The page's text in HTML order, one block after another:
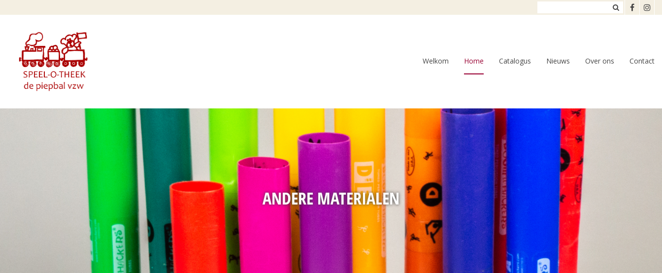
Welkom Home Catalogus Nieuws Over ons Contact
ANDERE MATERIALEN